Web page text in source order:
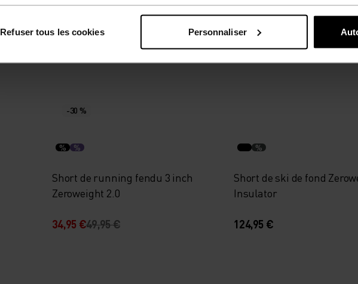
Refuser tous les cookies Personnaliser
Short Essential
Short de running 2 en 1
54,95 €
-30 %
% %
Short de running fendu 3 inch
Zeroweight 2.0
34,95 €49,95 €
%
Short de ski de fond
Insulator
124,95 €